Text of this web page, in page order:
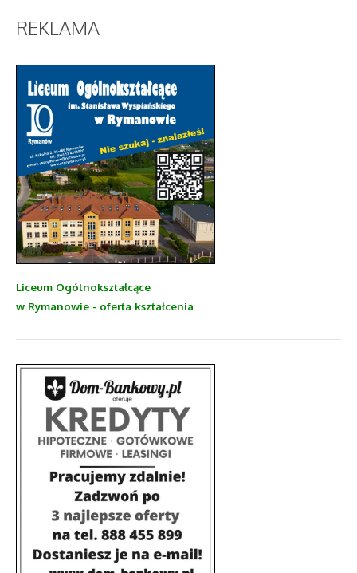
REKLAMA
Liceum Ogólnokształcące
w Rymanowie - oferta kształcenia